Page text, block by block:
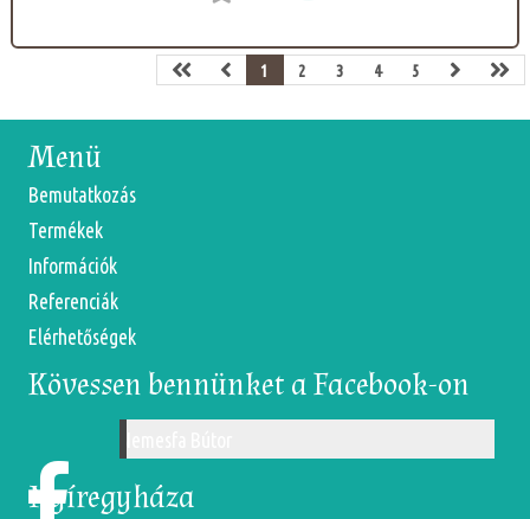
1 2 3 4 5
Menü
Bemutatkozás
Termékek
Információk
Referenciák
Elérhetőségek
Kövessen bennünket a Facebook-on
Nyíregyháza